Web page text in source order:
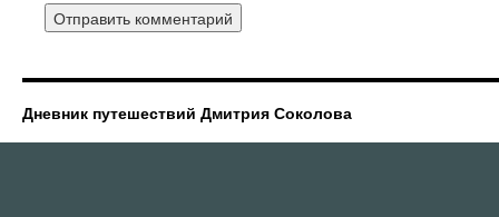
Дневник путешествий Дмитрия Соколова